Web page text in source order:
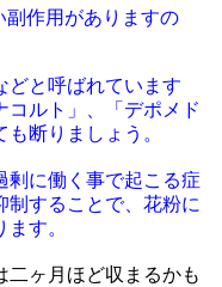
副作用がありますの
どと呼ばれています
コルト」、「デポメド
断りましょう。
剰に働く事で起こる症
制することで、花粉に
す。
二ヶ月ほど収まるかも